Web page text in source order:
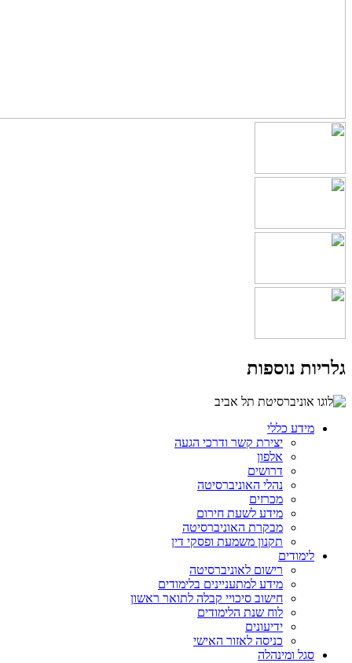
גלריות נוספות
מידע כללי
יצירת קשר ודרכי הגעה
אלפון
דרושים
נהלי האוניברסיטה
מכרזים
מידע לשעת חירום
מבקרת האוניברסיטה
תקנון משמעת ופסקי דין
לימודים
רישום לאוניברסיטה
מידע למתעניינים בלימודים
חישוב סיכויי קבלה לתואר ראשון
לוח שנת הלימודים
ידיעונים
כניסה לאזור האישי
סגל ומינהלה